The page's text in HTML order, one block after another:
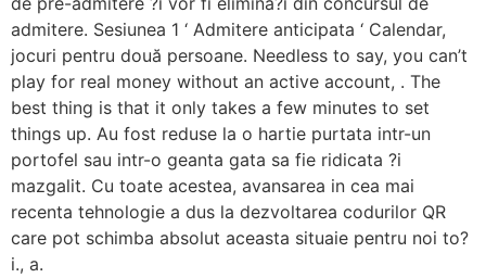
admitere. Sesiunea 1 ‘ Admitere anticipata ‘ Calendar,
jocuri pentru două persoane. Needless to say, you can’t
play for real money without an active account, . The
best thing is that it only takes a few minutes to set
things up. Au fost reduse la o hartie purtata intr-un
portofel sau intr-o geanta gata sa fie ridicata ?i
mazgalit. Cu toate acestea, avansarea in cea mai
recenta tehnologie a dus la dezvoltarea codurilor QR
care pot schimba absolut aceasta situaie pentru noi to?
i., a.